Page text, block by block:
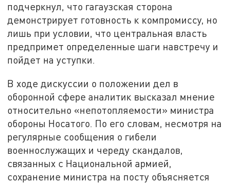
подчеркнул, что гагаузская сторона
демонстрирует готовность к компромиссу, но
лишь при условии, что центральная власть
предпримет определенные шаги навстречу и
пойдет на уступки.
В ходе дискуссии о положении дел в
оборонной сфере аналитик высказал мнение
относительно «непотопляемости» министра
обороны Носатого. По его словам, несмотря на
регулярные сообщения о гибели
военнослужащих и череду скандалов,
связанных с Национальной армией,
сохранение министра на посту объясняется